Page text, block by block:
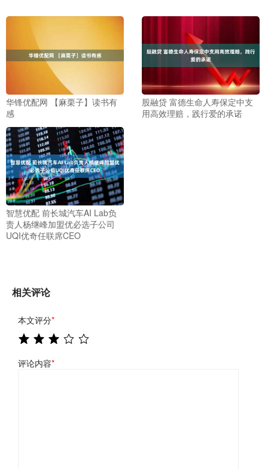
华锋优配网 【麻栗子】读书有
感
股融贷 富德生命人寿保定中支
用高效理赔，践行爱的承诺
智慧优配 前长城汽车AI Lab负
责人杨继峰加盟优必选子公司
UQI优奇任联席CEO
相关评论
本文评分*
评论内容*